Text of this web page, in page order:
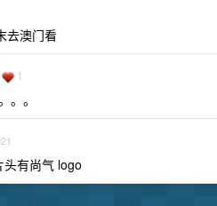
去澳门看
1
。。
有尚气 logo